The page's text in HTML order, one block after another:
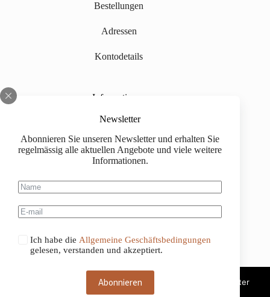
Newsletter
Abonnieren Sie unseren Newsletter und erhalten Sie
regelmässig alle aktuellen Angebote und viele weitere
Informationen.
Ich habe die Allgemeine Geschäftsbedingungen
gelesen, verstanden und akzeptiert.
Abonnieren
Bestellungen
Adressen
Kontodetails
Informationen
Über uns
Impressum
Kaufinformationen
Allgemeine Geschäftsbedingungen
Diese Website benutzt Cookies. Wenn du die Website weiter
nutzt, gehen wir von deinem Einverständnis aus.